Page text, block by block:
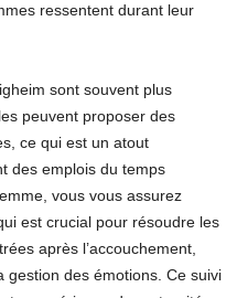
ressentent durant leur
sont souvent plus
peuvent proposer des
ce qui est un atout
des emplois du temps
vous vous assurez
est crucial pour résoudre les
après l’accouchement,
gestion des émotions. Ce suivi